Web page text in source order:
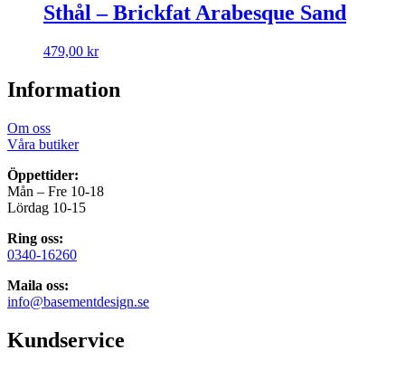
Sthål – Brickfat Arabesque Sand
479,00 kr
Information
Om oss
Våra butiker
Öppettider:
Mån – Fre 10-18
Lördag 10-15
Ring oss:
0340-16260
Maila oss:
info@basementdesign.se
Kundservice